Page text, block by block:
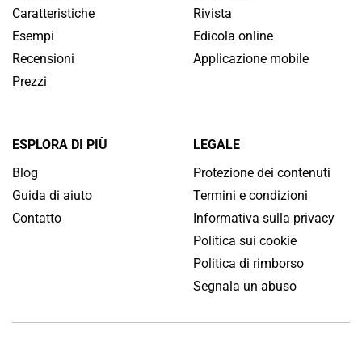
Caratteristiche
Esempi
Recensioni
Prezzi
Rivista
Edicola online
Applicazione mobile
ESPLORA DI PIÙ
Blog
Guida di aiuto
Contatto
LEGALE
Protezione dei contenuti
Termini e condizioni
Informativa sulla privacy
Politica sui cookie
Politica di rimborso
Segnala un abuso